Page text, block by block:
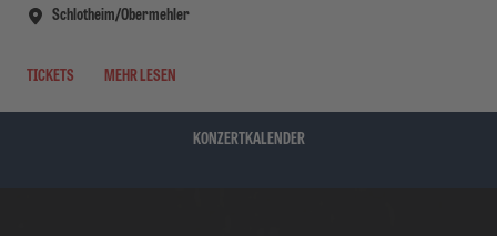
Schlotheim/Obermehler
TICKETS MEHR LESEN
KONZERTKALENDER